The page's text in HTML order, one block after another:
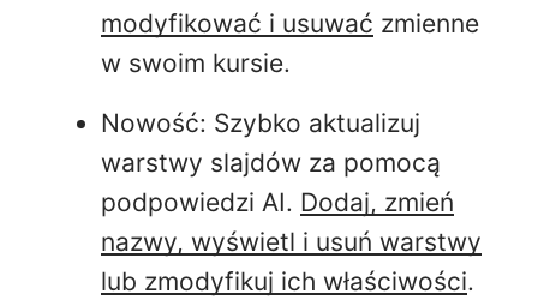
modyfikować i usuwać zmienne
w swoim kursie.
Nowość: Szybko aktualizuj
warstwy slajdów za pomocą
podpowiedzi AI. Dodaj, zmień
nazwy, wyświetl i usuń warstwy
lub zmodyfikuj ich właściwości.